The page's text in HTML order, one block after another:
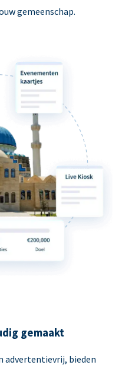
gemeenschap.
gemaakt
advertentievrij, bieden